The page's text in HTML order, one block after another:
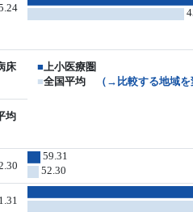
床 ■上小医療圏
■全国平均 （→比較する地域を
均
59.31
52.30